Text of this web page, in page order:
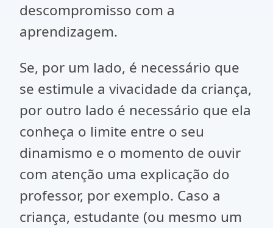
descompromisso com a
aprendizagem.
Se, por um lado, é necessário que
se estimule a vivacidade da criança,
por outro lado é necessário que ela
conheça o limite entre o seu
dinamismo e o momento de ouvir
com atenção uma explicação do
professor, por exemplo. Caso a
criança, estudante (ou mesmo um